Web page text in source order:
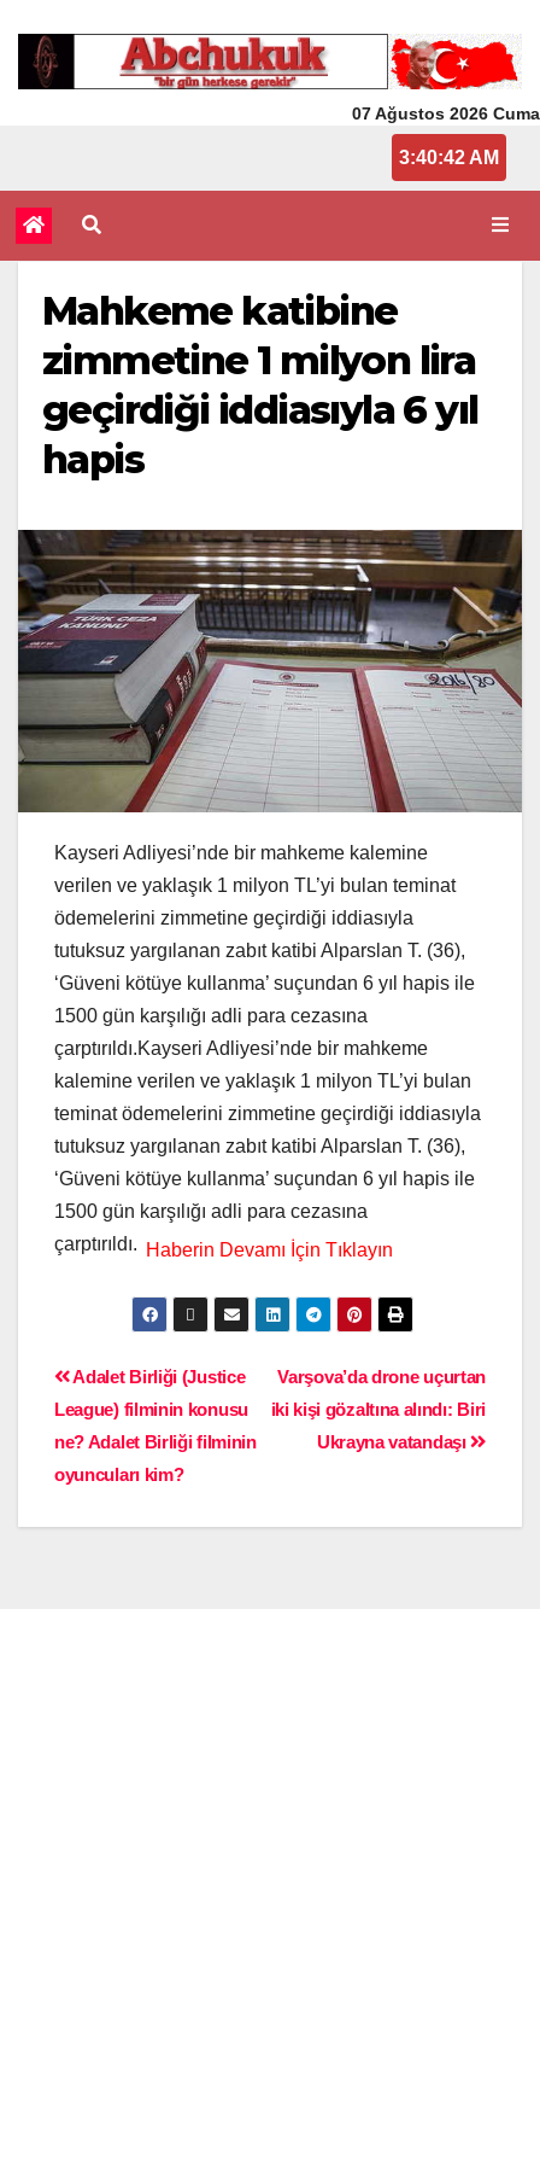
07 Ağustos 2026 Cuma
3:40:43 AM
Mahkeme katibine
zimmetine 1 milyon lira
geçirdiği iddiasıyla 6 yıl
hapis
Kayseri Adliyesi’nde bir mahkeme kalemine
verilen ve yaklaşık 1 milyon TL’yi bulan teminat
ödemelerini zimmetine geçirdiği iddiasıyla
tutuksuz yargılanan zabıt katibi Alparslan T. (36),
‘Güveni kötüye kullanma’ suçundan 6 yıl hapis ile
1500 gün karşılığı adli para cezasına
çarptırıldı.Kayseri Adliyesi’nde bir mahkeme
kalemine verilen ve yaklaşık 1 milyon TL’yi bulan
teminat ödemelerini zimmetine geçirdiği iddiasıyla
tutuksuz yargılanan zabıt katibi Alparslan T. (36),
‘Güveni kötüye kullanma’ suçundan 6 yıl hapis ile
1500 gün karşılığı adli para cezasına
çarptırıldı.
Varşova’da drone uçurtan
iki kişi gözaltına alındı: Biri
Ukrayna vatandaşı
Adalet Birliği (Justice
League) filminin konusu
ne? Adalet Birliği filminin
oyuncuları kim?